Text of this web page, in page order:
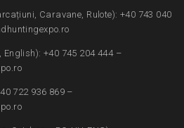
Caravane, Rulote): +40 743 040
+40 745 204 444 –
722 936 869 –